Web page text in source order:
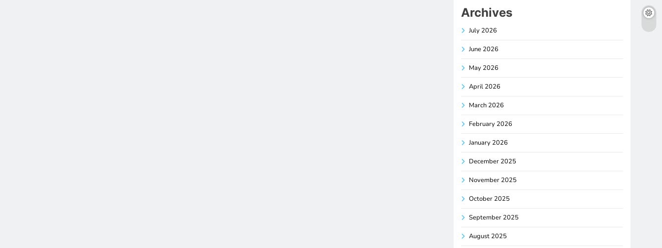
Archives
July 2026
June 2026
May 2026
April 2026
March 2026
February 2026
January 2026
December 2025
November 2025
October 2025
September 2025
August 2025